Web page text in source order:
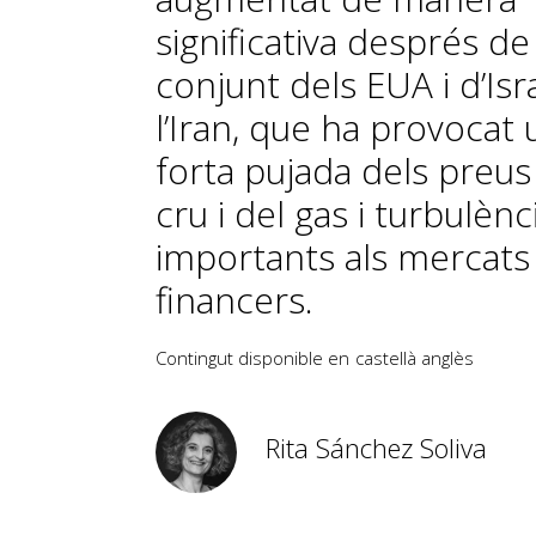
significativa després de
conjunt dels EUA i
l’Iran, que ha provocat
forta pujada dels
cru i del gas i
importants als mercats
financers.
Contingut disponible en castellà anglès
Rita Sánchez Soliva